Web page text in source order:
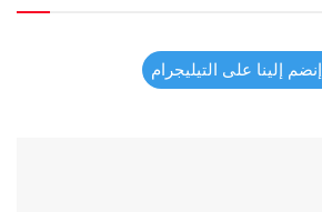
إنضم إلينا على التيليجرام